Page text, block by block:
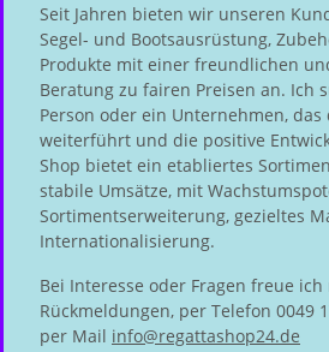
Seit Jahren bieten wir unseren
Segel- und Bootsausrüstung,
Produkte mit einer freundlichen
Beratung zu fairen Preisen an. Ich
Person oder ein Unternehmen, das
weiterführt und die positive
Shop bietet ein etabliertes
stabile Umsätze, mit
Sortimentserweiterung, gezieltes
Internationalisierung.
Bei Interesse oder Fragen freue
Rückmeldungen, per Telefon 0049
per Mail info@regattashop24.de